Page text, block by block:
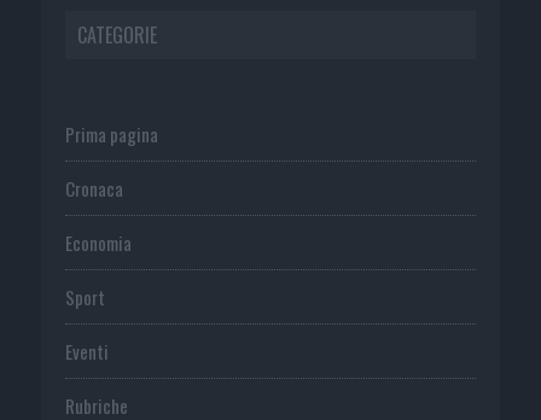
CATEGORIE
Prima pagina
Cronaca
Economia
Sport
Eventi
Rubriche